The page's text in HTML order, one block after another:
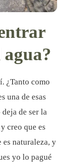
agua?
¿Tanto como
una de esas
de ser la
creo que es
es naturaleza, y
yo lo pagué